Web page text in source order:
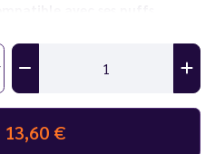
gamme JNR ZPulse 42K
ainsi
notre catalogue.
votre cigarette électronique ?
13,60 €